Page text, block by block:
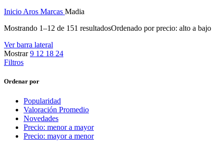
Inicio Aros Marcas Madia
Mostrando 1–12 de 151 resultadosOrdenado por precio: alto a bajo
Ver barra lateral
Mostrar9 12 18 24
Filtros
Ordenar por
Popularidad
Valoración Promedio
Novedades
Precio: menor a mayor
Precio: mayor a menor